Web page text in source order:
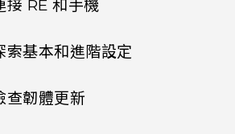
將 RE 與手機配對時，要如何知
RE？
RE 應用程式偵測不到我的
水保護
應用程式
腕繫繩
接 RE 和手機
索基本和進階設定
查韌體更新